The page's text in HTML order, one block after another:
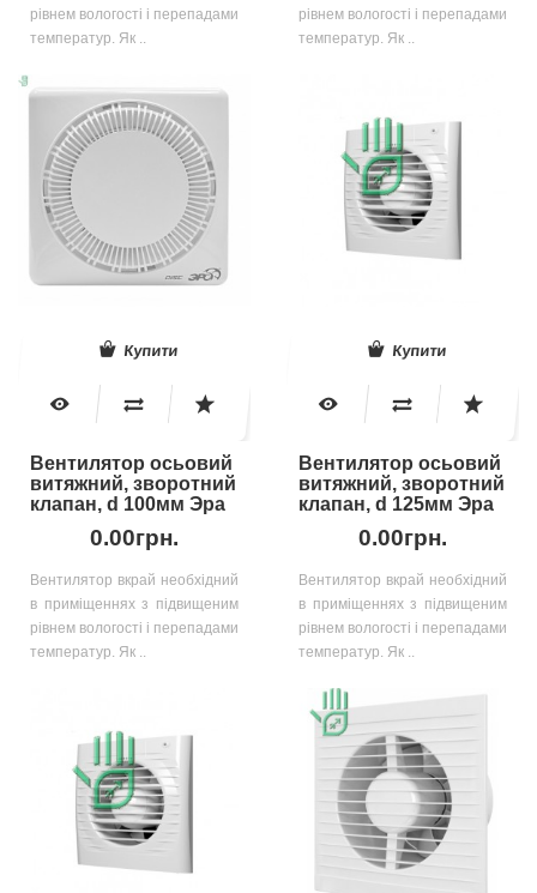
рівнем вологості і перепадами
температур. Як ..
рівнем вологості і перепадами
температур. Як ..
Купити
Вентилятор осьовий
витяжний, зворотний
клапан, d 100мм Эра
0.00грн.
Вентилятор вкрай необхідний
в приміщеннях з підвищеним
рівнем вологості і перепадами
температур. Як ..
Купити
Вентилятор осьовий
витяжний, зворотний
клапан, d 125мм Эра
0.00грн.
Вентилятор вкрай необхідний
в приміщеннях з підвищеним
рівнем вологості і перепадами
температур. Як ..